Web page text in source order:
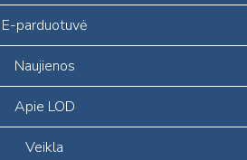
E-parduotuvė
Naujienos
Apie LOD
Veikla